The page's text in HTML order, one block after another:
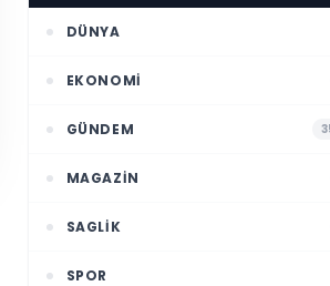
DÜNYA
EKONOMI
GÜNDEM
MAGAZIN
SAGLIK
SPOR